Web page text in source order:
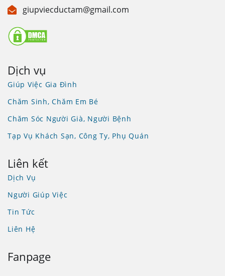
giupviecductam@gmail.com
Dịch vụ
Giúp Việc Gia Đình
Chăm Sinh, Chăm Em Bé
Chăm Sóc Người Già, Người Bệnh
Tạp Vụ Khách Sạn, Công Ty, Phụ Quán
Liên kết
Dịch Vụ
Người Giúp Việc
Tin Tức
Liên Hệ
Fanpage